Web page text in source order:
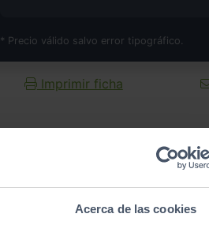
Acerca de las cookies
* Precio válido salvo error tipográfico.
Imprimir ficha